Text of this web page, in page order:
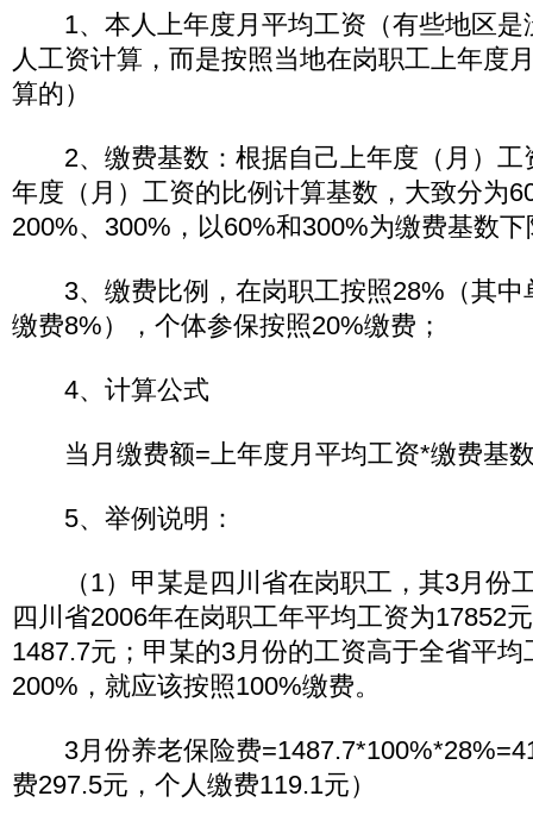
1、本人上年度月平均工资（有些地区是
人工资计算，而是按照当地在岗职工上年度
算的）
2、缴费基数：根据自己上年度（月）工
年度（月）工资的比例计算基数，大致分为
200%、300%，以60%和300%为缴费基数
3、缴费比例，在岗职工按照28%（其中
缴费8%），个体参保按照20%缴费；
4、计算公式
当月缴费额=上年度月平均工资*缴费基
5、举例说明：
（1）甲某是四川省在岗职工，其3月份
四川省2006年在岗职工年平均工资为17852
1487.7元；甲某的3月份的工资高于全省平
200%，就应该按照100%缴费。
3月份养老保险费
费297.5元，个人缴费119.1元）